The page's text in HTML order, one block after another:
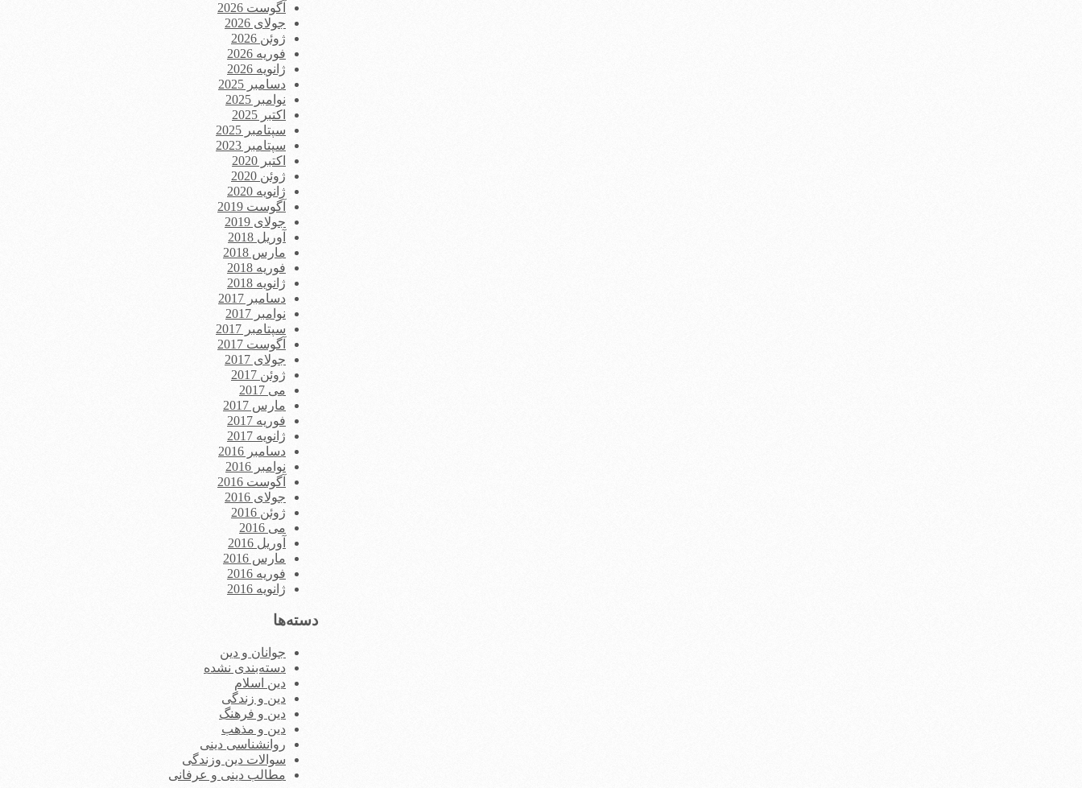
آگوست 2026
جولای 2026
ژوئن 2026
فوریه 2026
ژانویه 2026
دسامبر 2025
نوامبر 2025
اکتبر 2025
سپتامبر 2025
سپتامبر 2023
اکتبر 2020
ژوئن 2020
ژانویه 2020
آگوست 2019
جولای 2019
آوریل 2018
مارس 2018
فوریه 2018
ژانویه 2018
دسامبر 2017
نوامبر 2017
سپتامبر 2017
آگوست 2017
جولای 2017
ژوئن 2017
می 2017
مارس 2017
فوریه 2017
ژانویه 2017
دسامبر 2016
نوامبر 2016
آگوست 2016
جولای 2016
ژوئن 2016
می 2016
آوریل 2016
مارس 2016
فوریه 2016
ژانویه 2016
دسته‌ها
جوانان و دین
دسته‌بندی نشده
دین اسلام
دین و زندگی
دین و فرهنگ
دین و مذهب
روانشناسی دینی
سوالات دین وزندگی
مطالب دینی و عرفانی